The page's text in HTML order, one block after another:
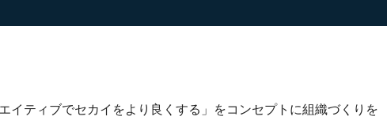
イティブでセカイをより良くする」をコンセプトに組織づくりを